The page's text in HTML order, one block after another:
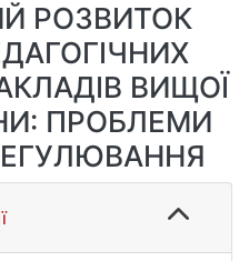
РОЗВИТОК
ВИЩОЇ
ПРОБЛЕМИ